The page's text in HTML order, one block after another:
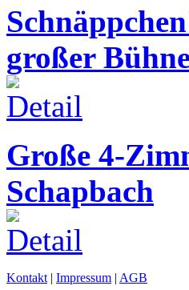
großer
Große 4-
Schapbach
Kontakt | Impressum | AGB